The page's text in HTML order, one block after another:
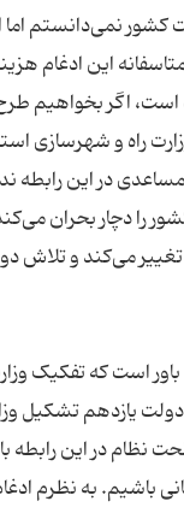
کشور نمی‌دانستم
این ادغام
اگر بخواهیم طرح
راه و شهرسازی
در این رابطه
دچار بحران
است که تفکیک
یازدهم تشکیل
در این رابطه با
باشیم. به نظرم